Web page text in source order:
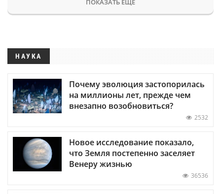
НАУКА
Почему эволюция застопорилась
на миллионы лет, прежде чем
внезапно возобновиться?
2532
Новое исследование показало,
что Земля постепенно заселяет
Венеру жизнью
36536